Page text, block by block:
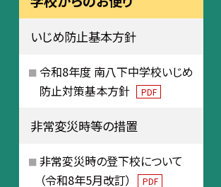
いじめ防止基本方針
令和8年度 南八下中学校いじめ
防止対策基本方針
PDF
非常変災時等の措置
非常変災時の登下校について
（令和8年5月改訂）
PDF